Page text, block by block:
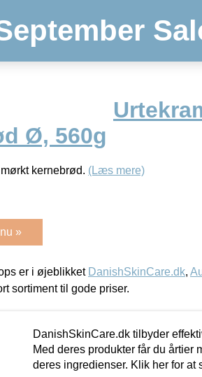
Ø, 560g
kernebrød. (Læs mere)
»
er i øjeblikket DanishSkinCare.dk,
sortiment til gode priser.
DanishSkinCare.dk tilbyder
Med deres produkter får du
deres ingredienser. Klik her for at